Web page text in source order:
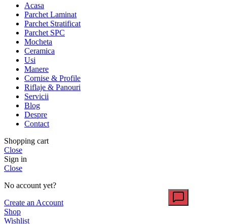
Acasa
Parchet Laminat
Parchet Stratificat
Parchet SPC
Mocheta
Ceramica
Usi
Manere
Cornise & Profile
Riflaje & Panouri
Servicii
Blog
Despre
Contact
Shopping cart
Close
Sign in
Close
No account yet?
Create an Account
Shop
Wishlist